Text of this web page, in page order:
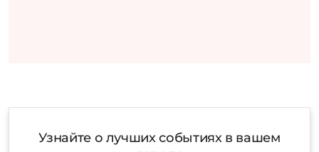
Узнайте о лучших событиях в вашем